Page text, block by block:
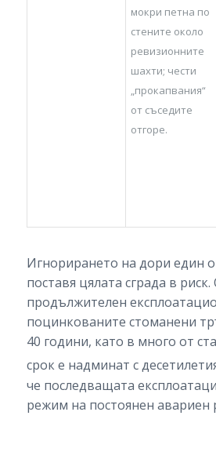
мокри петна по
стените около
ревизионните
шахти; чести
„прокапвания“
от съседите
отгоре.
Игнорирането на дори един
поставя цялата сграда в
продължителен
поцинкованите стоманени
40 години, като в много от
срок е надминат с
че последващата
режим на постоянен авариен